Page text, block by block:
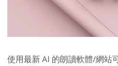
使用最新 AI 的朗讀軟體/網站